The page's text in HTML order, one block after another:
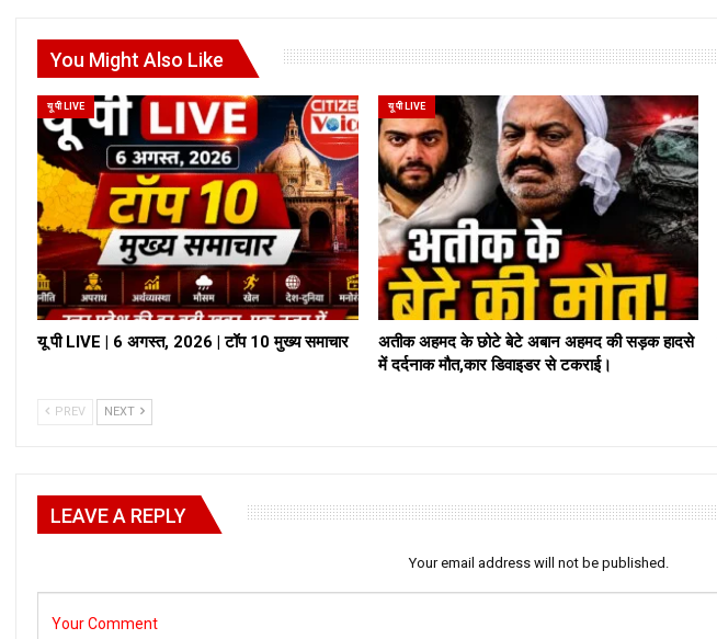
You Might Also Like
यू पी LIVE
यू पी LIVE | 6 अगस्त, 2026 | टॉप 10 मुख्य समाचार
यू पी LIVE
अतीक अहमद के छोटे बेटे अबान अहमद की सड़क हादसे
में दर्दनाक मौत,कार डिवाइडर से टकराई।
PREV NEXT
LEAVE A REPLY
Your email address will not be published.